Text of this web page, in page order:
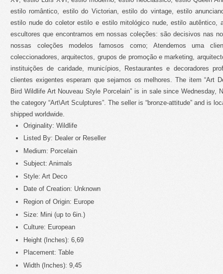
Originality: Wildlife
Listed By: Dealer or Reseller
Medium: Porcelain
Subject: Animals
Style: Art Deco
Date of Creation: Unknown
Region of Origin: Europe
Size: Mini (up to 6in.)
Culture: European
Height (Inches): 6,69
Placement: Table
Width (Inches): 9,45